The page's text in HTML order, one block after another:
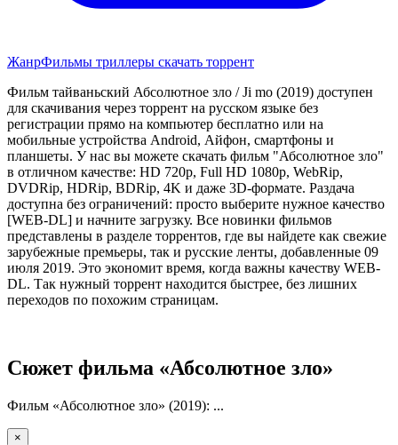
ЖанрФильмы триллеры скачать торрент
Фильм тайваньский Абсолютное зло / Ji mo (2019) доступен
для скачивания через торрент на русском языке без
регистрации прямо на компьютер бесплатно или на
мобильные устройства Android, Айфон, смартфоны и
планшеты. У нас вы можете скачать фильм "Абсолютное зло"
в отличном качестве: HD 720p, Full HD 1080p, WebRip,
DVDRip, HDRip, BDRip, 4K и даже 3D-формате. Раздача
доступна без ограничений: просто выберите нужное качество
[WEB-DL] и начните загрузку. Все новинки фильмов
представлены в разделе торрентов, где вы найдете как свежие
зарубежные премьеры, так и русские ленты, добавленные 09
июля 2019. Это экономит время, когда важны качеству WEB-
DL. Так нужный торрент находится быстрее, без лишних
переходов по похожим страницам.
Сюжет фильма «Абсолютное зло»
Фильм «Абсолютное зло» (2019): ...
×